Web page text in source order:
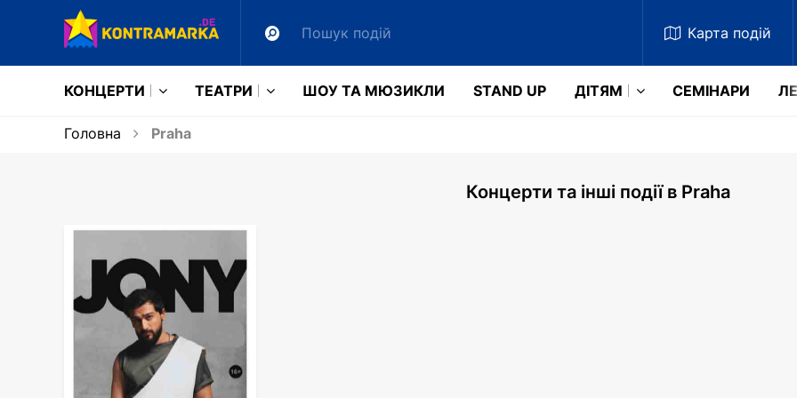
Карта подій
КОНЦЕРТИ ТЕАТРИ ШОУ ТА МЮЗИКЛИ STAND UP ДІТЯМ СЕМІНАРИ
Головна Praha
Концерти та інші події в Praha